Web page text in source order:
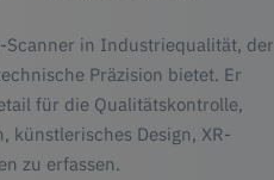
in Industriequalität, der
Präzision bietet. Er
für die Qualitätskontrolle,
künstlerisches Design, XR-
zu erfassen.